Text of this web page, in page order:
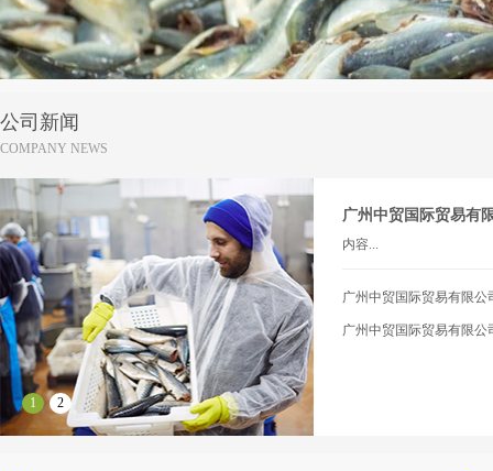
公司新闻
COMPANY NEWS
1 2
广州中贸国际贸易有
内容...
广州中贸国际贸易有限公
广州中贸国际贸易有限公